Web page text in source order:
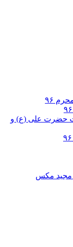
۹۶
حضرت علی (ع) و
مجید مکس